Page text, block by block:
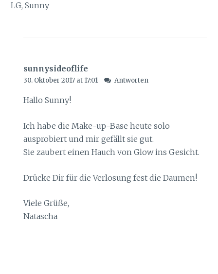
LG, Sunny
sunnysideoflife
30. Oktober 2017 at 17:01 Antworten
Hallo Sunny!
Ich habe die Make-up-Base heute solo
ausprobiert und mir gefällt sie gut.
Sie zaubert einen Hauch von Glow ins Gesicht.
Drücke Dir für die Verlosung fest die Daumen!
Viele Grüße,
Natascha